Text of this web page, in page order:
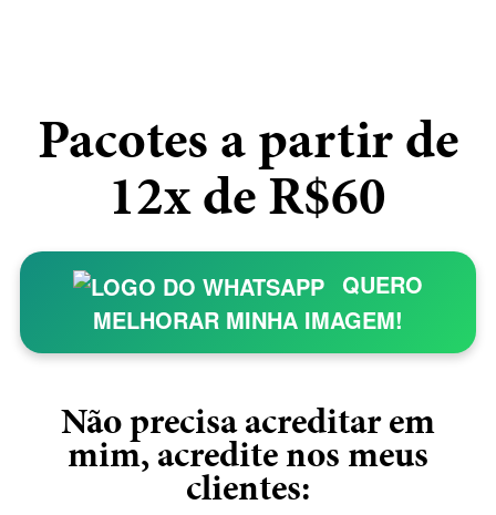
Pacotes a partir de
12x de R$60
QUERO
MELHORAR MINHA IMAGEM!
Não precisa acreditar em
mim, acredite nos meus
clientes: